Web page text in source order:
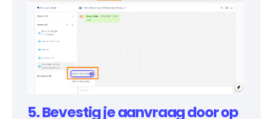
5. Bevestig je aanvraag door op